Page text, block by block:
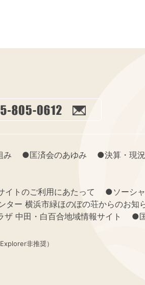
み ●匡済会のあゆみ ●決算・現
イトのご利用にあたって
●ソーシ
ター 横浜市緑ほのぼの荘からのお知
中田・白百合地域情報サイト ●
非推奨）